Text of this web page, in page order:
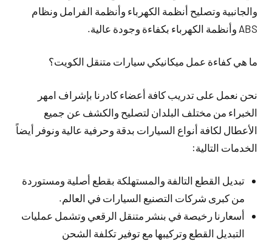
والجانبية وتصليح أنظمة الكهرباء وأنظمة الفرامل ونظام
ABS وأنظمة الكهرباء بكفاءة وجودة عالية.
ما هي كفاءة عمل ميكانيكي سيارات متنقل الكويت؟
نحن نعمل على تدريب كافة أعضاء كادرنا بإشراف امهر
الخبراء من مختلف البلدان لتصليح والكشف عن جميع
الأعطال لكافة أنواع السيارات بدقة وحرفية عالية ونوفر أيضاً
الخدمات التالية:
تبديل القطع التالفة والمستهلكة بقطع أصلية ومستوردة
من كبرى شركات التصنيع السيارات في العالم.
أسعارنا رخيصة في بنشر متنقل الرقعي وتشمل عمليات
التبديل القطع وتركيبها مع توفير تكلفة الشحن